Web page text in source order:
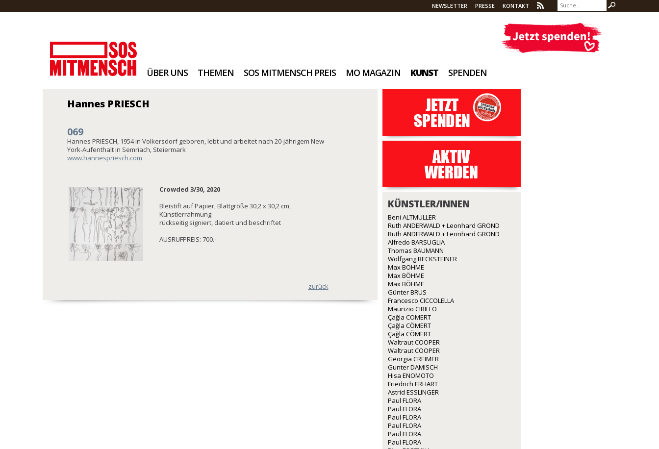
NEWSLETTER PRESSE KONTAKT
ÜBER UNS THEMEN SOS MITMENSCH PREIS MO MAGAZIN KUNST SPENDEN
Hannes PRIESCH
069
Hannes PRIESCH, 1954 in Volkersdorf geboren, lebt und arbeitet nach 20-jährigem New
York-Aufenthalt in Semriach, Steiermark
www.hannespriesch.com
Crowded 3/30, 2020
Bleistift auf Papier, Blattgröße 30,2 x 30,2 cm,
Künstlerrahmung
rückseitig signiert, datiert und beschriftet
AUSRUFPREIS: 700.-
zurück
KÜNSTLER/INNEN
Beni ALTMÜLLER
Ruth ANDERWALD + Leonhard GROND
Ruth ANDERWALD + Leonhard GROND
Alfredo BARSUGLIA
Thomas BAUMANN
Wolfgang BECKSTEINER
Max BÖHME
Max BÖHME
Max BÖHME
Günter BRUS
Francesco CICCOLELLA
Maurizio CIRILLO
Çağla CÖMERT
Çağla CÖMERT
Çağla CÖMERT
Waltraut COOPER
Waltraut COOPER
Georgia CREIMER
Gunter DAMISCH
Hisa ENOMOTO
Friedrich ERHART
Astrid ESSLINGER
Paul FLORA
Paul FLORA
Paul FLORA
Paul FLORA
Paul FLORA
Paul FLORA